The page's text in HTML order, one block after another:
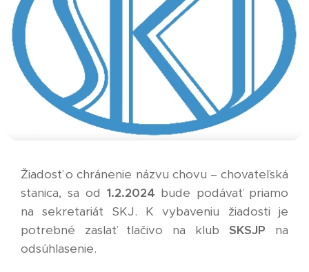
Žiadosť o chránenie názvu chovu – chovateľská
stanica, sa od 1.2.2024 bude podávať priamo
na sekretariát SKJ. K vybaveniu žiadosti je
potrebné zaslať tlačivo na klub SKSJP na
odsúhlasenie.